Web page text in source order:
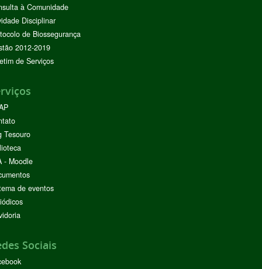
à Comunidade
Disciplinar
de Biossegurança
2012-2019
de Serviços
Tesouro
- Moodle
de eventos
Sociais